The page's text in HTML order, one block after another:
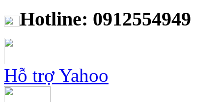
Hotline: 0912554949
Hỗ trợ Yahoo